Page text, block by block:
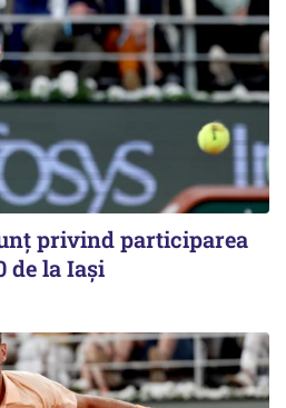
privind participarea
de la Iași